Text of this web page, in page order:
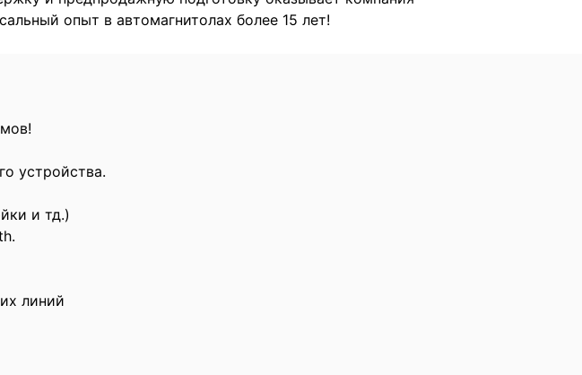
опыт в автомагнитолах более 15 лет!
устройства.
и тд.)
линий